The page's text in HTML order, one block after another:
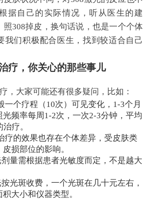
据自己的实际情况，听从医生的建
照308掉皮，换句话说，也是一个个体
我们积极配合医生，找到较适合自己
疗，你关心的那些事儿
，大家可能还有很多疑问，比如：
一个疗程（10次）可见变化，1-3个月
频率每周1-2次，一次2-3分钟，平均
疗。
疗的效果也存在个体差异，受皮肤类
损部位的影响。
量需根据患者光敏度而定，不是越大
光斑收费，一个光斑在几十元左右，
大小和仪器类型。